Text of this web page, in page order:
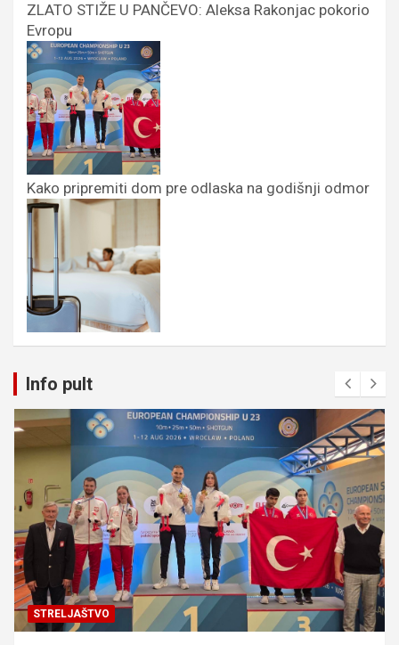
ZLATO STIŽE U PANČEVO: Aleksa Rakonjac pokorio
Evropu
Kako pripremiti dom pre odlaska na godišnji odmor
Info pult
STRELJAŠTVO